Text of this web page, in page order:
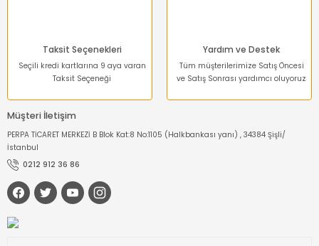
Taksit Seçenekleri
Seçili kredi kartlarına 9 aya varan
Taksit Seçeneği
Yardım ve Destek
Tüm müşterilerimize Satış Öncesi
ve Satış Sonrası yardımcı oluyoruz
Müşteri İletişim
PERPA TİCARET MERKEZİ B Blok Kat:8 No:1105 (Halkbankası yanı) , 34384 Şişli/
İstanbul
0212 912 36 86